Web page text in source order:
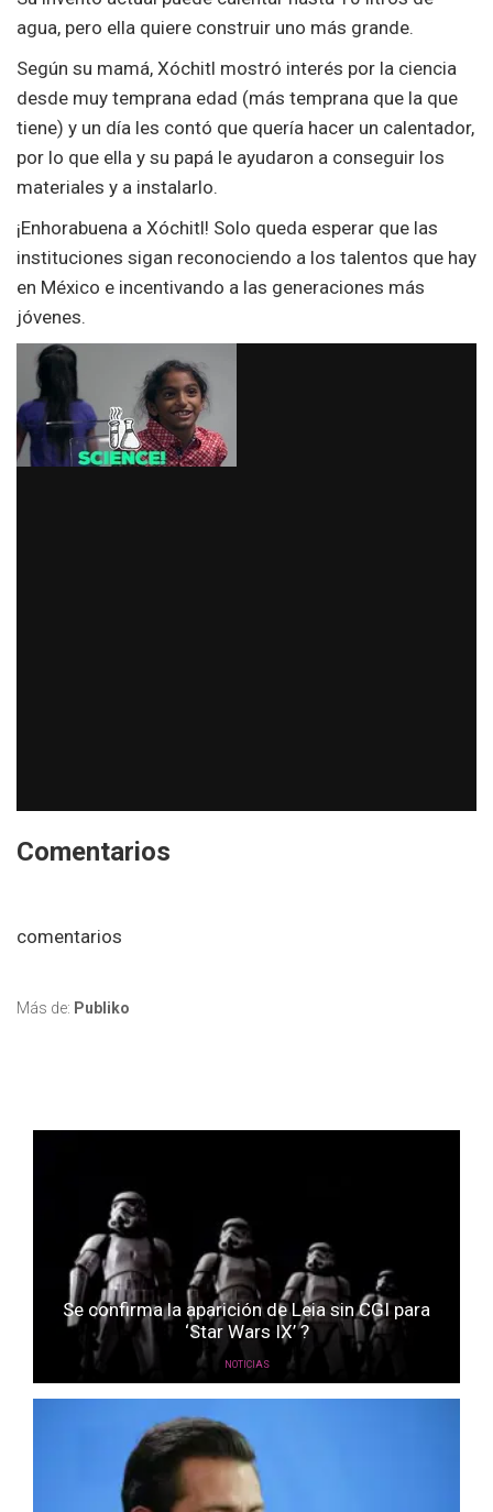
agua, pero ella quiere construir uno más grande.
Según su mamá, Xóchitl mostró interés por la ciencia
desde muy temprana edad (más temprana que la que
tiene) y un día les contó que quería hacer un calentador,
por lo que ella y su papá le ayudaron a conseguir los
materiales y a instalarlo.
¡Enhorabuena a Xóchitl! Solo queda esperar que las
instituciones sigan reconociendo a los talentos que hay
en México e incentivando a las generaciones más
jóvenes.
Comentarios
comentarios
Más de: Publiko
Se confirma la aparición de Leia sin CGI para
‘Star Wars IX’ ?
NOTICIAS